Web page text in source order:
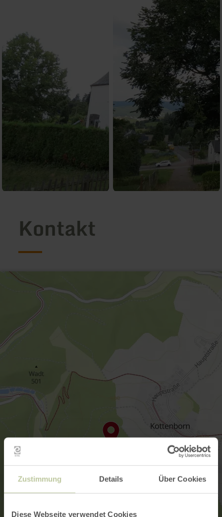
Zustimmung Details Über Cookies
Diese Webseite verwendet Cookies
Kontakt